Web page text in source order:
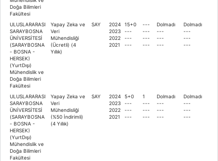
Doğa Bilimleri
Fakültesi
ULUSLARARASI
SARAYBOSNA
ÜNİVERSİTESİ
(SARAYBOSNA
- BOSNA -
HERSEK)
(YurtDışı)
Mühendislik ve
Doğa Bilimleri
Fakültesi
Yapay Zeka ve
Veri
Mühendisliği
(Ücretli) (4
Yıllık)
SAY
2024
2023
2022
2021
15+0
---
---
---
---
---
---
---
Dolmadı
---
---
---
Dolmadı
---
---
---
ULUSLARARASI
SARAYBOSNA
ÜNİVERSİTESİ
(SARAYBOSNA
- BOSNA -
HERSEK)
(YurtDışı)
Mühendislik ve
Doğa Bilimleri
Fakültesi
Yapay Zeka ve
Veri
Mühendisliği
(%50 İndirimli)
(4 Yıllık)
SAY
2024
2023
2022
2021
5+0
---
---
---
1
---
---
---
Dolmadı
---
---
---
Dolmadı
---
---
---